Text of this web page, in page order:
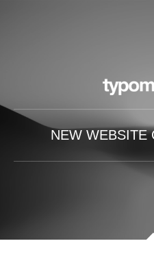
NEW WEBSITE